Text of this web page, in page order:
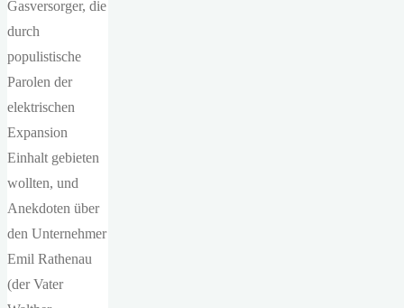
Gasversorger, die
durch
populistische
Parolen der
elektrischen
Expansion
Einhalt gebieten
wollten, und
Anekdoten über
den Unternehmer
Emil Rathenau
(der Vater